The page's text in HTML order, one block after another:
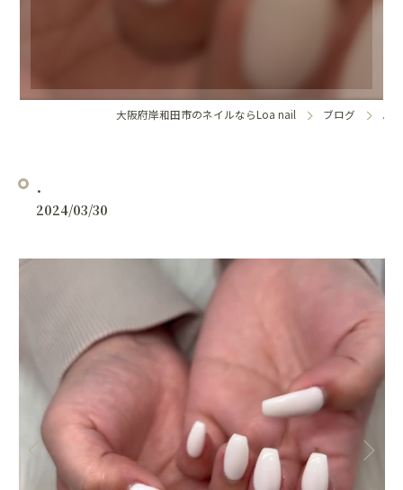
大阪府岸和田市のネイルならLoa nail ブログ .
.
2024/03/30